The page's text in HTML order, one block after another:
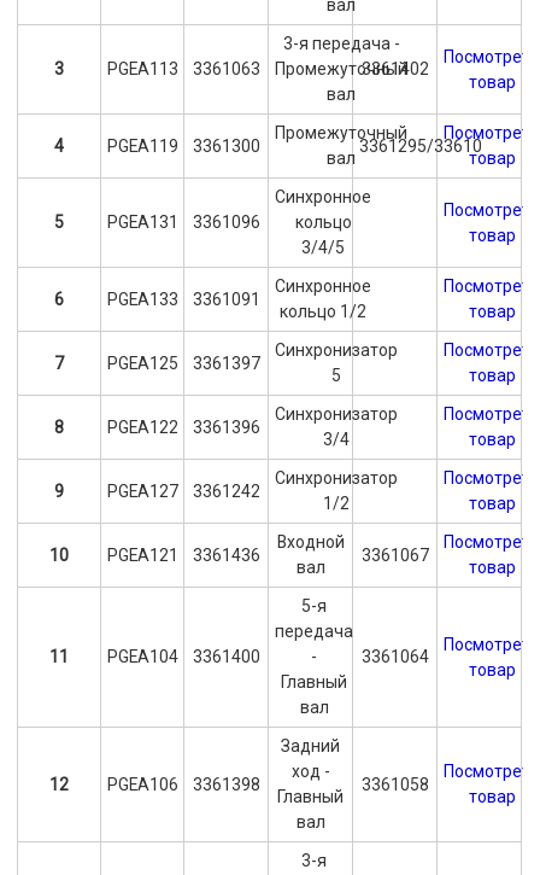
вал
3 PGEA113 3361063
3-я передача -
Промежуточный
вал
3361402
Посмотреть
товар
4 PGEA119 3361300
Промежуточный
вал
3361295/33610
Посмотреть
товар
5 PGEA131 3361096
Синхронное
кольцо
3/4/5
Посмотреть
товар
6 PGEA133 3361091
Синхронное
кольцо 1/2
Посмотреть
товар
7 PGEA125 3361397
Синхронизатор
5
Посмотреть
товар
8 PGEA122 3361396
Синхронизатор
3/4
Посмотреть
товар
9 PGEA127 3361242
Синхронизатор
1/2
Посмотреть
товар
10 PGEA121 3361436
Входной
вал
3361067
Посмотреть
товар
11 PGEA104 3361400
5-я
передача
-
Главный
вал
3361064
Посмотреть
товар
12 PGEA106 3361398
Задний
ход -
Главный
вал
3361058
Посмотреть
товар
3-я